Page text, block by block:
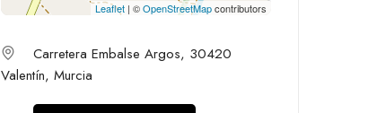
Leaflet| ©OpenStreetMapcontributors
Carretera Embalse Argos, 30420
Valentín, Murcia